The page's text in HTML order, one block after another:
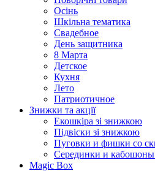
Осінь
Шкільна тематика
Свадебное
День защитника
8 Марта
Детское
Кухня
Лето
Патриотичное
Знижки та акції
Екошкіра зі знижкою
Підвіски зі знижкою
Пуговки и фишки со
Серединки и кабошоны
Magic Box